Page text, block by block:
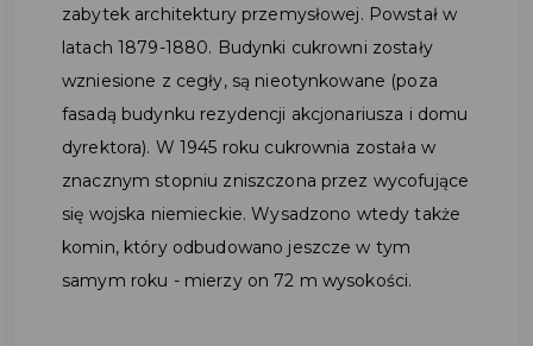
zabytek architektury przemysłowej. Powstał w
latach 1879-1880. Budynki cukrowni zostały
wzniesione z cegły, są nieotynkowane (poza
fasadą budynku rezydencji akcjonariusza i domu
dyrektora). W 1945 roku cukrownia została w
znacznym stopniu zniszczona przez wycofujące
się wojska niemieckie. Wysadzono wtedy także
komin, który odbudowano jeszcze w tym
samym roku - mierzy on 72 m wysokości.